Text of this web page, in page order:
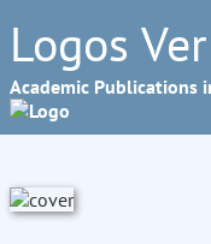
Logos
Academic Publications